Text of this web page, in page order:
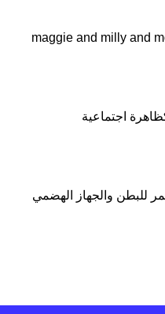
اجتماعية
للبطن والجهاز الهضمي